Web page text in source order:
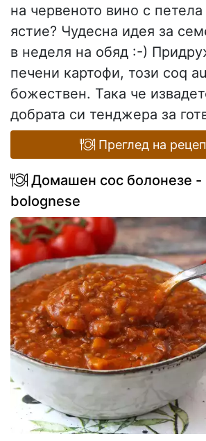
на червеното вино с
ястие? Чудесна идея за
в неделя на обяд :-)
печени картофи, този coq
божествен. Така че
добрата си тенджера за
Преглед на
Домашен сос болонезе -
bolognese